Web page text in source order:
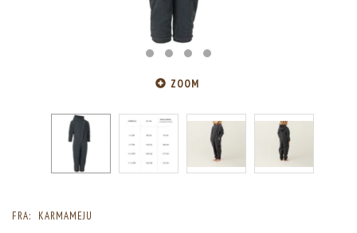
ZOOM
FRA: KARMAMEJU